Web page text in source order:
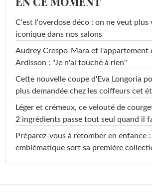
C'est l'overdose déco : on ne veut
iconique dans nos salons
Audrey Crespo-Mara et l'appartement
Ardisson : "Je n'ai touché à rien"
Cette nouvelle coupe d'Eva Longoria
plus demandée chez les coiffeurs cet
Léger et crémeux, ce velouté de
2 ingrédients passe tout seul quand il
Préparez-vous à retomber en enfance
emblématique sort sa première